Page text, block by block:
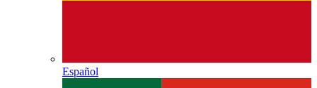
Español